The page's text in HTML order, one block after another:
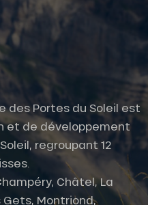
Description
Prestations
des Portes du Soleil est
et de développement
regroupant 12
Châtel, La
Gets, Montriond,